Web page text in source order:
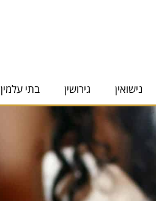
נישואין גירושין בתי עלמין